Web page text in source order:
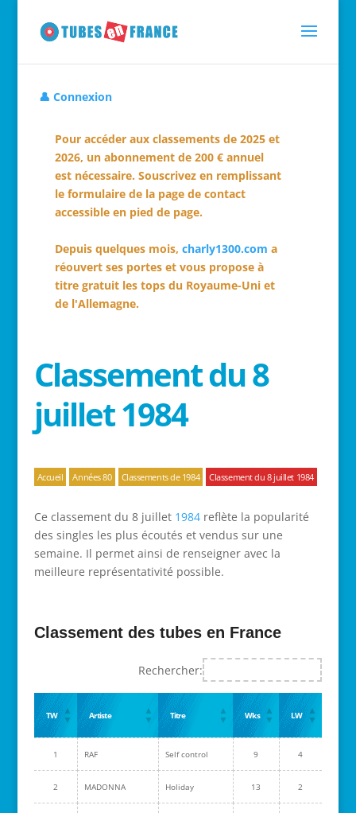
👤 Connexion
Pour accéder aux classements de 2025 et
2026, un abonnement de 200 € annuel
est nécessaire. Souscrivez en remplissant
le formulaire de la page de contact
accessible en pied de page.
Depuis quelques mois, charly1300.com a
réouvert ses portes et vous propose à
titre gratuit les tops du Royaume-Uni et
de l'Allemagne.
Classement du 8
juillet 1984
Accueil Années 80 Classements de 1984 Classement du 8 juillet 1984
Ce classement du 8 juillet 1984reflète la popularité
des singles les plus écoutés et vendus sur une
semaine. Il permet ainsi de renseigner avec la
meilleure représentativité possible.
Classement des tubes en France
Rechercher:
TW Artiste Titre Wks LW
1 RAF Self control 9 4
2 MADONNA Holiday 13 2